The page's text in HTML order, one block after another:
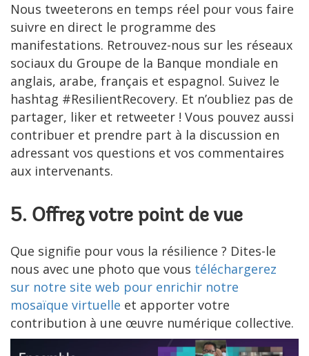
Nous tweeterons en temps réel pour vous faire
suivre en direct le programme des
manifestations. Retrouvez-nous sur les réseaux
sociaux du Groupe de la Banque mondiale en
anglais, arabe, français et espagnol. Suivez le
hashtag #ResilientRecovery. Et n’oubliez pas de
partager, liker et retweeter ! Vous pouvez aussi
contribuer et prendre part à la discussion en
adressant vos questions et vos commentaires
aux intervenants.
5. Offrez votre point de vue
Que signifie pour vous la résilience ? Dites-le
nous avec une photo que vous téléchargerez
sur notre site web pour enrichir notre
mosaïque virtuelle et apporter votre
contribution à une œuvre numérique collective.